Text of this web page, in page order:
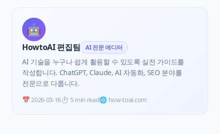
🤖
HowtoAI 편집팀 AI 전문 에디터
AI 기술을 누구나 쉽게 활용할 수 있도록 실전 가이드를
작성합니다. ChatGPT, Claude, AI 자동화, SEO 분야를
전문으로 다룹니다.
📅2026-03-16⏱️ 5 min read🌐 how-toai.com